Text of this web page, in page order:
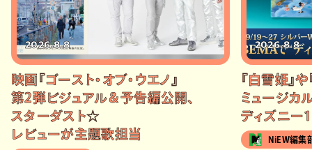
2026.8.8
映画『ゴースト・オブ・ウエノ』
第2弾ビジュアル＆予告編公開、
スターダスト☆
レビューが主題歌担当
2026.8.8
『白雪姫』
ミュージカル
ディズニー
NiEW編集